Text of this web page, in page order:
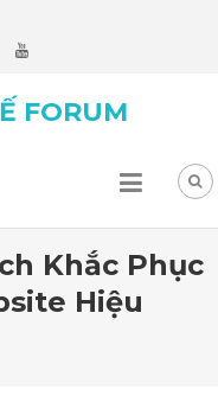
FORUM
Khắc Phục
Hiệu